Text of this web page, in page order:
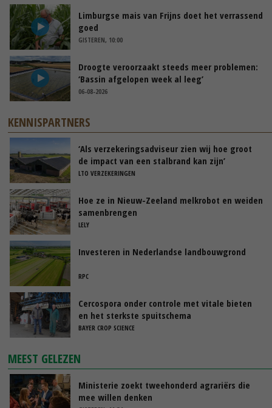
Limburgse mais van Frijns doet het verrassend
goed
GISTEREN, 10:00
Droogte veroorzaakt steeds meer problemen:
‘Bassin afgelopen week al leeg’
06-08-2026
KENNISPARTNERS
‘Als verzekeringsadviseur zien wij hoe groot
de impact van een stalbrand kan zijn’
LTO VERZEKERINGEN
Hoe ze in Nieuw-Zeeland melkrobot en weiden
samenbrengen
LELY
Investeren in Nederlandse landbouwgrond
RPC
Cercospora onder controle met vitale bieten
en het sterkste spuitschema
BAYER CROP SCIENCE
MEEST GELEZEN
Ministerie zoekt tweehonderd agrariërs die
mee willen denken